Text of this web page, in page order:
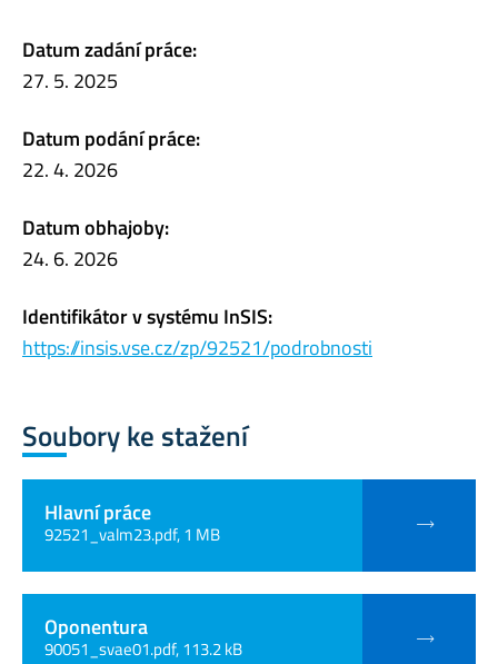
Datum zadání práce:
27. 5. 2025
Datum podání práce:
22. 4. 2026
Datum obhajoby:
24. 6. 2026
Identifikátor v systému InSIS:
https://insis.vse.cz/zp/92521/podrobnosti
Soubory ke stažení
Hlavní práce
92521_valm23.pdf, 1 MB
Oponentura
90051_svae01.pdf, 113.2 kB